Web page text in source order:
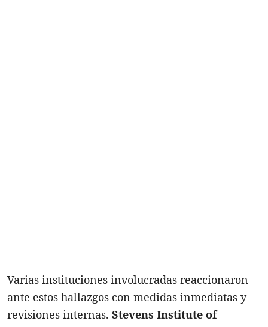
Varias instituciones involucradas reaccionaron
ante estos hallazgos con medidas inmediatas y
revisiones internas. Stevens Institute of